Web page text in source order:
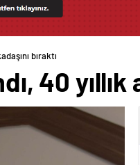
bıraktı
40 yıllık